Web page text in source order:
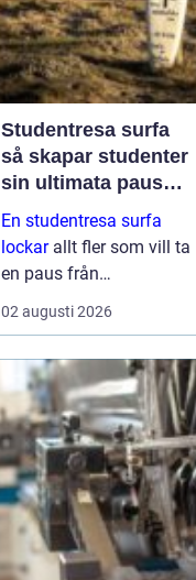
Studentresa surfa
så skapar studenter
sin ultimata paus
från plugget
En studentresa surfa
lockarallt fler som vill ta
en paus från
föreläsningar, tentaplugg
och sena kvällar i
både fysisk utmaning
och mental
återhämtning, samtidigt
som ...
02 augusti 2026